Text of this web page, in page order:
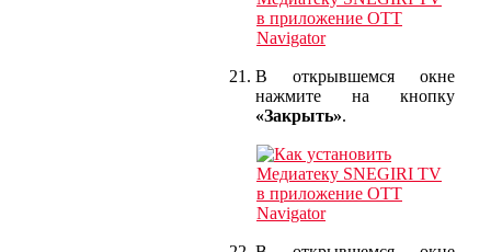
В открывшемся окне
нажмите на кнопку
«Закрыть».